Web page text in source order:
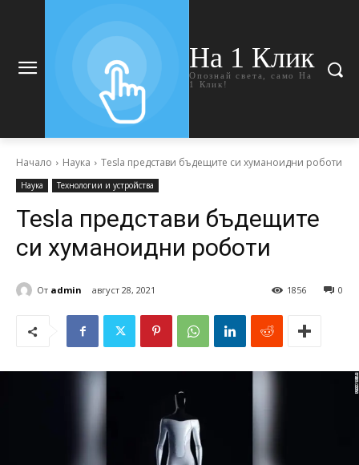
На 1 Клик
Опознай света, само На
1 Клик!
Начало Наука Tesla представи бъдещите си хуманоидни роботи
Наука Технологии и устройства
Tesla представи бъдещите
си хуманоидни роботи
От admin август 28, 2021 0
1856